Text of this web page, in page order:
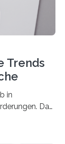
Trends
in
Das